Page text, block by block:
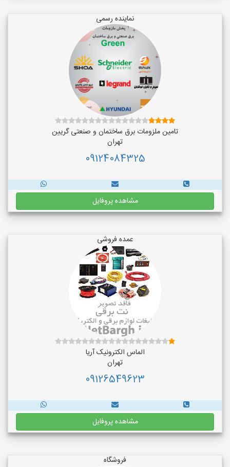
نماینده رسمی
تامین ملزومات برق ساختمان و صنعتی گریین
تهران
09124084325
مشاهده پروفایل
عمده فروشی
الماس الکترونیک آریا
تهران
09126549623
مشاهده پروفایل
فروشگاه